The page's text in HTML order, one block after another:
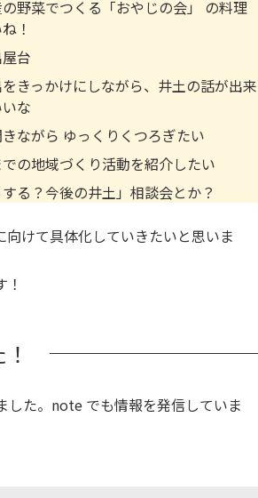
野菜でつくる「おやじの会」 の料理
！
台
きっかけにしながら、井土の話が出来
な
ながら ゆっくりくつろぎたい
での地域づくり活動を紹介したい
する？今後の井土」相談会とか？
けて具体化していきたいと思いま
した。note でも情報を発信していま